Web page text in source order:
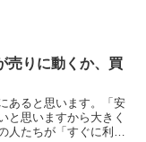
売りに動くか、買
あると思います。「安
と思いますから大きく
人たちが「すぐに利益